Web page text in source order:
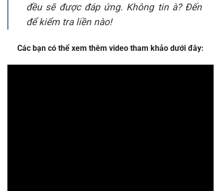
đều sẽ được đáp ứng. Không tin à? Đến
để kiểm tra liền nào!
Các bạn có thể xem thêm video tham khảo dưới đây: